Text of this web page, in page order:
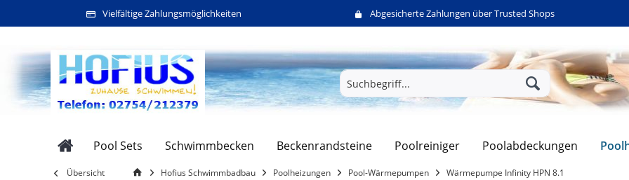
Vielfältige Zahlungsmöglichkeiten Abgesicherte Zahlungen über Trusted Shops
Pool Sets Schwimmbecken Beckenrandsteine Poolreiniger Poolabdeckungen
Übersicht Hofius Schwimmbadbau Poolheizungen Pool-Wärmepumpen Wärmepumpe Infinity HPN 8.1